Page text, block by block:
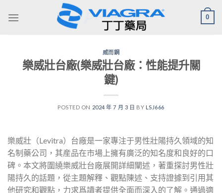
0
威而鋼
樂威壯台廠(樂威壯台廠：性能提升關
鍵)
POSTED ON 2024 年 7 月 3 日 BY LSJ666
樂威壯（Levitra）台廠是一家專注于男性壯陽持久領域的知
名制藥公司，其産品在市場上擁有廣泛的知名度和良好的口
碑。本文將圍繞樂威壯台廠展開詳細闡述，著重探討男性壯
陽持久的話題，從主題解釋、觀點陳述、支持證據到引用其
他研究和觀點，力求爲讀者提供全面而深入的了解。通過適